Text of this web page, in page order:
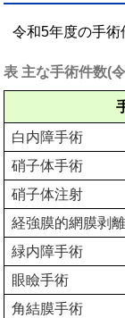
令和5年度の手術
表 主な手術件数(
白内障手術
硝子体手術
硝子体注射
経強膜的網膜剥
緑内障手術
眼瞼手術
角結膜手術